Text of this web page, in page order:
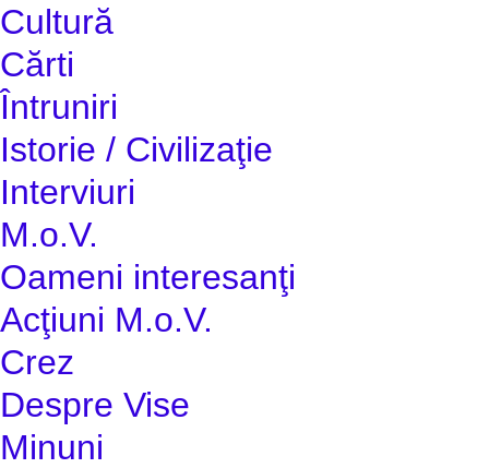
Cultură
Cărti
Întruniri
Istorie / Civilizaţie
Interviuri
M.o.V.
Oameni interesanţi
Acţiuni M.o.V.
Crez
Despre Vise
Minuni